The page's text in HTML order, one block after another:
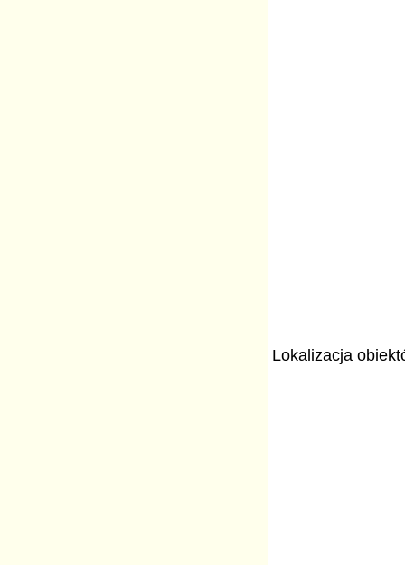
Lokalizacja